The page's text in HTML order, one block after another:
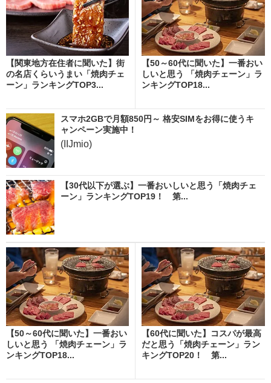
【関東地方在住者に聞いた】街
の名店くらいうまい「焼肉チェ
ーン」ランキングTOP3...
【50～60代に聞いた】一番おい
しいと思う 「焼肉チェーン」ラ
ンキングTOP18...
スマホ2GBで月額850円～ 格安SIMをお得に使うキ
ャンペーン実施中！
(IIJmio)
【30代以下が選ぶ】一番おいしいと思う「焼肉チェ
ーン」ランキングTOP19！ 第...
【50～60代に聞いた】一番おい
しいと思う 「焼肉チェーン」ラ
ンキングTOP18...
【60代に聞いた】コスパが最高
だと思う「焼肉チェーン」ラン
キングTOP20！ 第...